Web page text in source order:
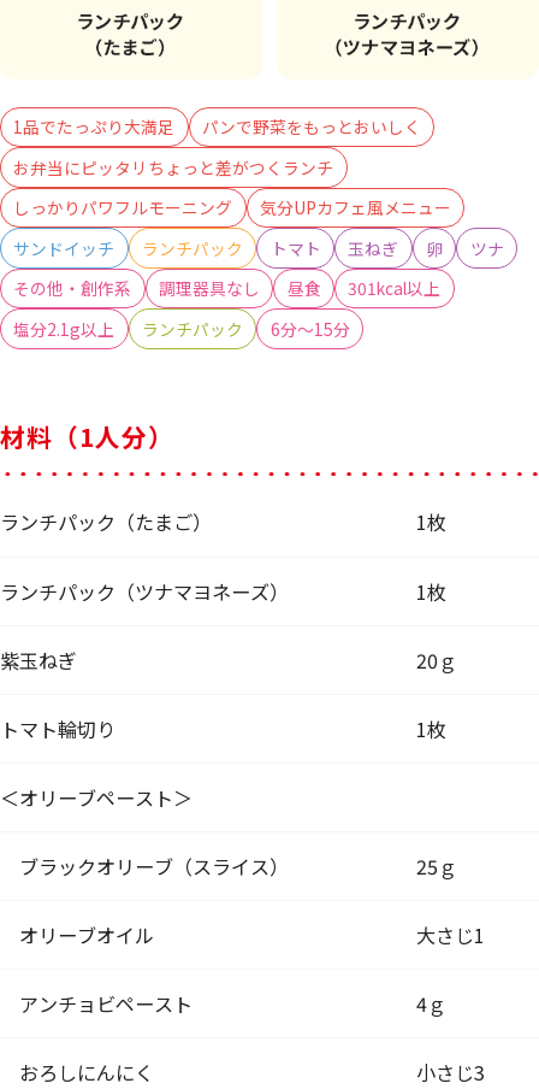
1品でたっぷり大満足
パンで野菜をもっとおいしく
お弁当にピッタリちょっと差がつくランチ
しっかりパワフルモーニング
気分UPカフェ風メニュー
サンドイッチ
ランチパック トマト 玉ねぎ 卵
ツナ
その他・創作系
調理器具なし 昼食
301kcal以上
塩分2.1g以上
ランチパック 6分～15分
材料（1人分）
ランチパック（たまご） 1枚
ランチパック（ツナマヨネーズ） 1枚
紫玉ねぎ 20ｇ
トマト輪切り 1枚
＜オリーブペースト＞
ブラックオリーブ（スライス） 25ｇ
オリーブオイル 大さじ1
アンチョビペースト 4ｇ
おろしにんにく 小さじ3